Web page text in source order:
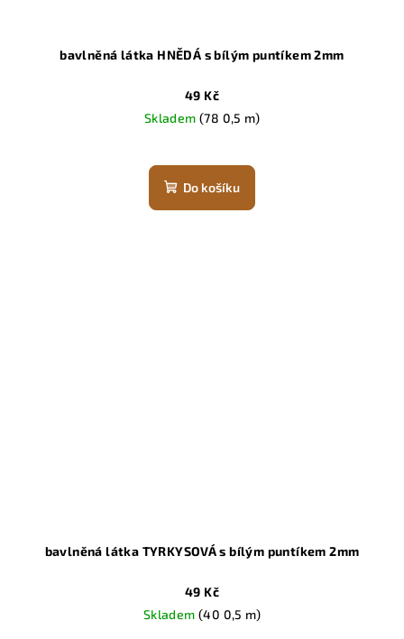
bavlněná látka HNĚDÁ s bílým puntíkem 2mm
49 Kč
Skladem(78 0,5 m)
Do košíku
bavlněná látka TYRKYSOVÁ s bílým puntíkem 2mm
49 Kč
Skladem(40 0,5 m)